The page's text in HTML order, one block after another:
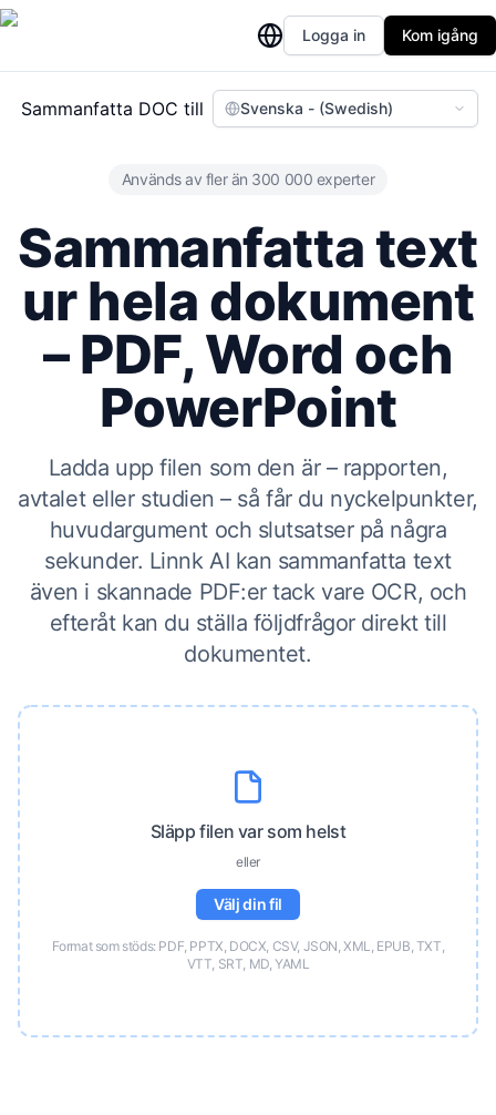
Logga in Kom igång
Sammanfatta DOC till Svenska - (Swedish)
Används av fler än 300 000 experter
Sammanfatta text
ur hela dokument
– PDF, Word och
PowerPoint
Ladda upp filen som den är – rapporten,
avtalet eller studien – så får du nyckelpunkter,
huvudargument och slutsatser på några
sekunder. Linnk AI kan sammanfatta text
även i skannade PDF:er tack vare OCR, och
efteråt kan du ställa följdfrågor direkt till
dokumentet.
Släpp filen var som helst
eller
Välj din fil
Format som stöds: PDF, PPTX, DOCX, CSV, JSON, XML, EPUB, TXT,
VTT, SRT, MD, YAML